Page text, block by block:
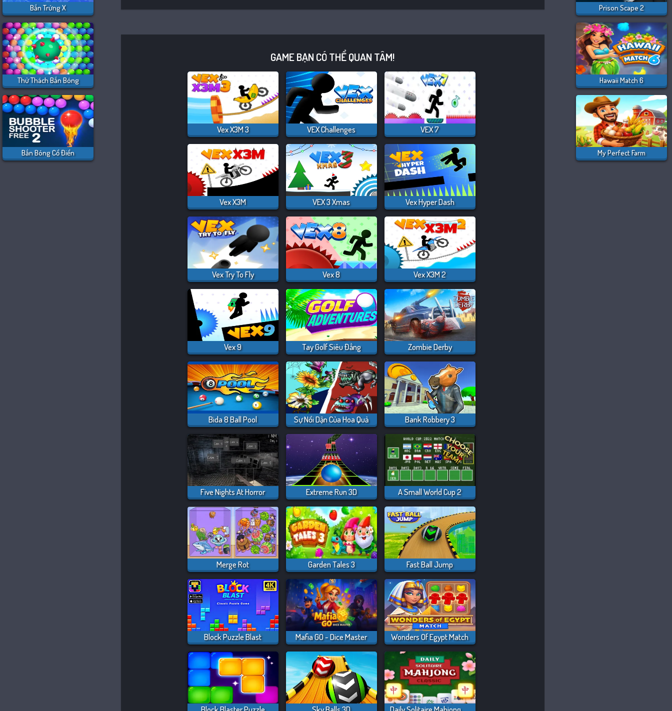
Bắn Trứng X
Thử Thách Bắn Bóng
Bắn Bóng Cổ Điển
GAME BẠN CÓ THỂ QUAN TÂM!
Vex X3M 3 VEX Challenges VEX 7
Vex X3M VEX 3 Xmas Vex Hyper Dash
Vex Try To Fly Vex 8 Vex X3M 2
Vex 9 Tay Golf Siêu Đẳng Zombie Derby
Bida 8 Ball Pool Sự Nổi Dận Của Hoa Quả Bank Robbery 3
Five Nights At Horror Extreme Run 3D A Small World Cup 2
Merge Rot Garden Tales 3 Fast Ball Jump
Block Puzzle Blast Mafia GO - Dice Master Wonders Of Egypt Match
Prison Scape 2
Hawaii Match 6
My Perfect Farm